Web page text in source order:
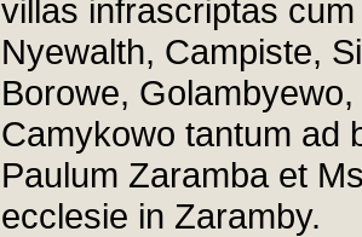
villas infrascriptas
Nyewalth, Campiste,
Borowe,
Camykowo tantum ad
Paulum Zaramba et
ecclesie in Zaramby.